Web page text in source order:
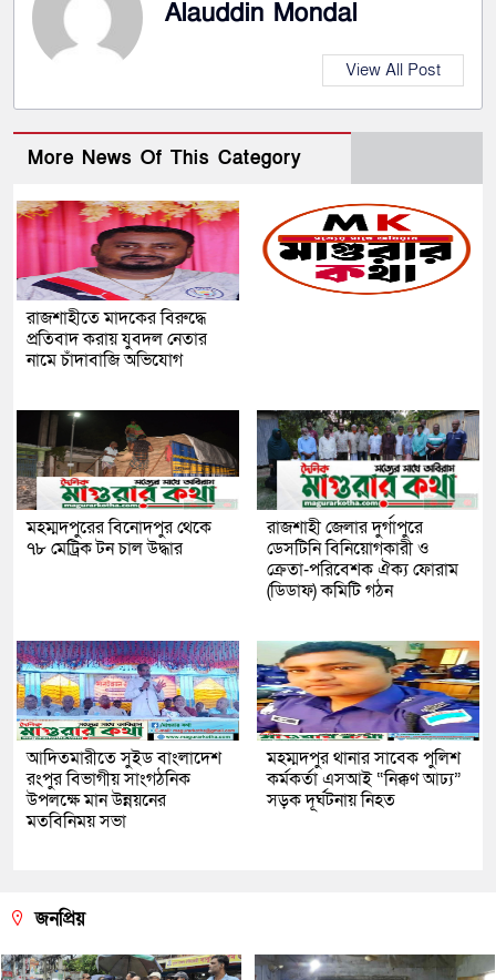
Alauddin Mondal
View All Post
More News Of This Category
রাজশাহীতে মাদকের বিরুদ্ধে
প্রতিবাদ করায় যুবদল নেতার
নামে চাঁদাবাজি অভিযোগ
মহম্মদপুরের বিনোদপুর থেকে
৭৮ মেট্রিক টন চাল উদ্ধার
রাজশাহী জেলার দুর্গাপুরে
ডেসটিনি বিনিয়োগকারী ও
ক্রেতা-পরিবেশক ঐক্য ফোরাম
(ডিডাফ) কমিটি গঠন
আদিতমারীতে সুইড বাংলাদেশ
রংপুর বিভাগীয় সাংগঠনিক
উপলক্ষে মান উন্নয়নের
মতবিনিময় সভা
মহম্মদপুর থানার সাবেক পুলিশ
কর্মকর্তা এসআই “নিক্কণ আঢ্য”
সড়ক দূর্ঘটনায় নিহত
জনপ্রিয়